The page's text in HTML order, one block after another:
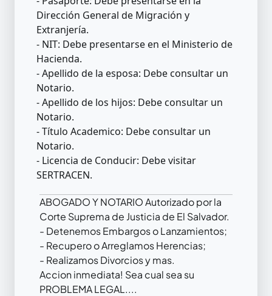
Dirección General de Migración y
Extranjería.
- NIT: Debe presentarse en el Ministerio de
Hacienda.
- Apellido de la esposa: Debe consultar un
Notario.
- Apellido de los hijos: Debe consultar un
Notario.
- Título Academico: Debe consultar un
Notario.
- Licencia de Conducir: Debe visitar
SERTRACEN.
ABOGADO Y NOTARIO Autorizado por la
Corte Suprema de Justicia de El Salvador.
- Detenemos Embargos o Lanzamientos;
- Recupero o Arreglamos Herencias;
- Realizamos Divorcios y mas.
Accion inmediata! Sea cual sea su
PROBLEMA LEGAL....